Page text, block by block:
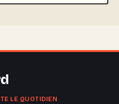
LE QUOTIDIEN